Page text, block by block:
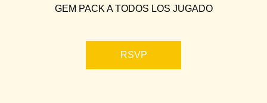
GEM PACK A TODOS LOS JUGADO
RSVP